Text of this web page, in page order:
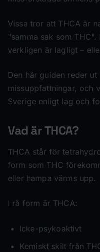
Vissa tror att THCA är
"samma sak som
verkligen är lagligt –
Den här guiden reder
missuppfattningar, och
Sverige enligt lag och
Vad är THCA?
THCA står för
form som THC
eller hampa värms upp.
I rå form är THCA:
Icke-psykoaktivt
Kemiskt skilt från